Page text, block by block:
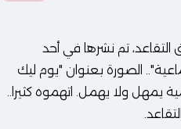
تم نشرها في أحد
الصورة بعنوان "يوم ليك
يمهل ولا يهمل. اتهموه كثيرا..